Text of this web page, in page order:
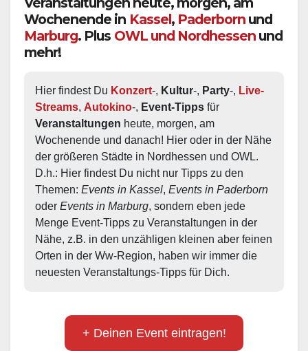
Wochenende in Kassel, Paderborn und
Marburg. Plus OWL und Nordhessen und
mehr!
Hier findest Du Konzert-, Kultur-, Party-, Live-
Streams, Autokino-, Event-Tipps
Veranstaltungen heute, morgen, am
Wochenende und danach! Hier oder in der Nähe
der größeren Städte in Nordhessen und OWL.
D.h.: Hier findest Du nicht nur Tipps zu den
Themen: Events in Kassel, Events in Paderborn
oder Events in Marburg, sondern eben jede
Menge Event-Tipps zu Veranstaltungen in der
Nähe, z.B. in den unzähligen kleinen aber feinen
Orten in der Ww-Region, haben wir immer die
neuesten Veranstaltungs-Tipps für Dich.
+ Deinen Event eintragen!